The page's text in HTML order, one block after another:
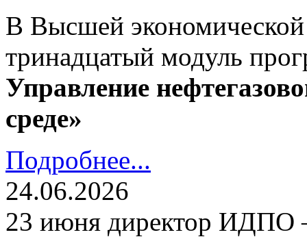
В Высшей
тринадцатый модуль
Управление
среде»
Подробнее...
24.06.2026
23 июня директор